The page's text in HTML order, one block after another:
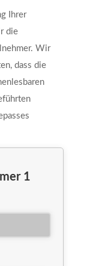
Ihrer
die
Wir
dass die
1